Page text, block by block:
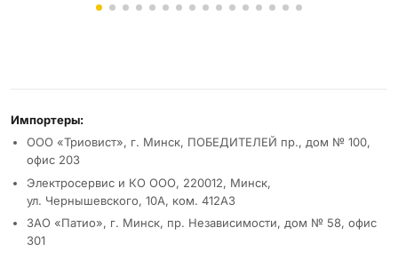
Реквизиты и условия
Импортеры:
ООО «Триовист», г. Минск, ПОБЕДИТЕЛЕЙ пр., дом № 100,
офис 203
Электросервис и КО ООО, 220012, Минск,
ул. Чернышевского, 10А, ком. 412А3
ЗАО «Патио», г. Минск, пр. Независимости, дом № 58, офис
301